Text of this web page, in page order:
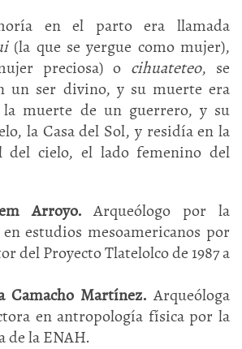
en el parto era llamada
(la que se yergue como mujer),
preciosa) o cihuateteo, se
un ser divino, y su muerte era
la muerte de un guerrero, y su
la Casa del Sol, y residía en la
del cielo, el lado femenino del
Arroyo.Arqueólogo por la
estudios mesoamericanos por
del Proyecto Tlatelolco de 1987 a
Camacho Martínez.Arqueóloga
en antropología física por la
de la ENAH.